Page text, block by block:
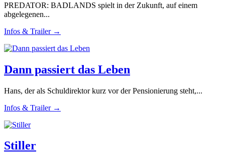
PREDATOR: BADLANDS spielt in der Zukunft, auf einem
abgelegenen...
Infos & Trailer →
Dann passiert das Leben
Hans, der als Schuldirektor kurz vor der Pensionierung steht,...
Infos & Trailer →
Stiller